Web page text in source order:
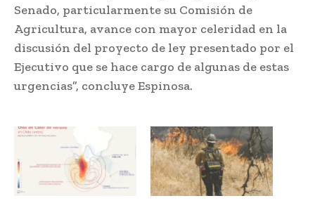
Senado, particularmente su Comisión de
Agricultura, avance con mayor celeridad en la
discusión del proyecto de ley presentado por el
Ejecutivo que se hace cargo de algunas de estas
urgencias”, concluye Espinosa.